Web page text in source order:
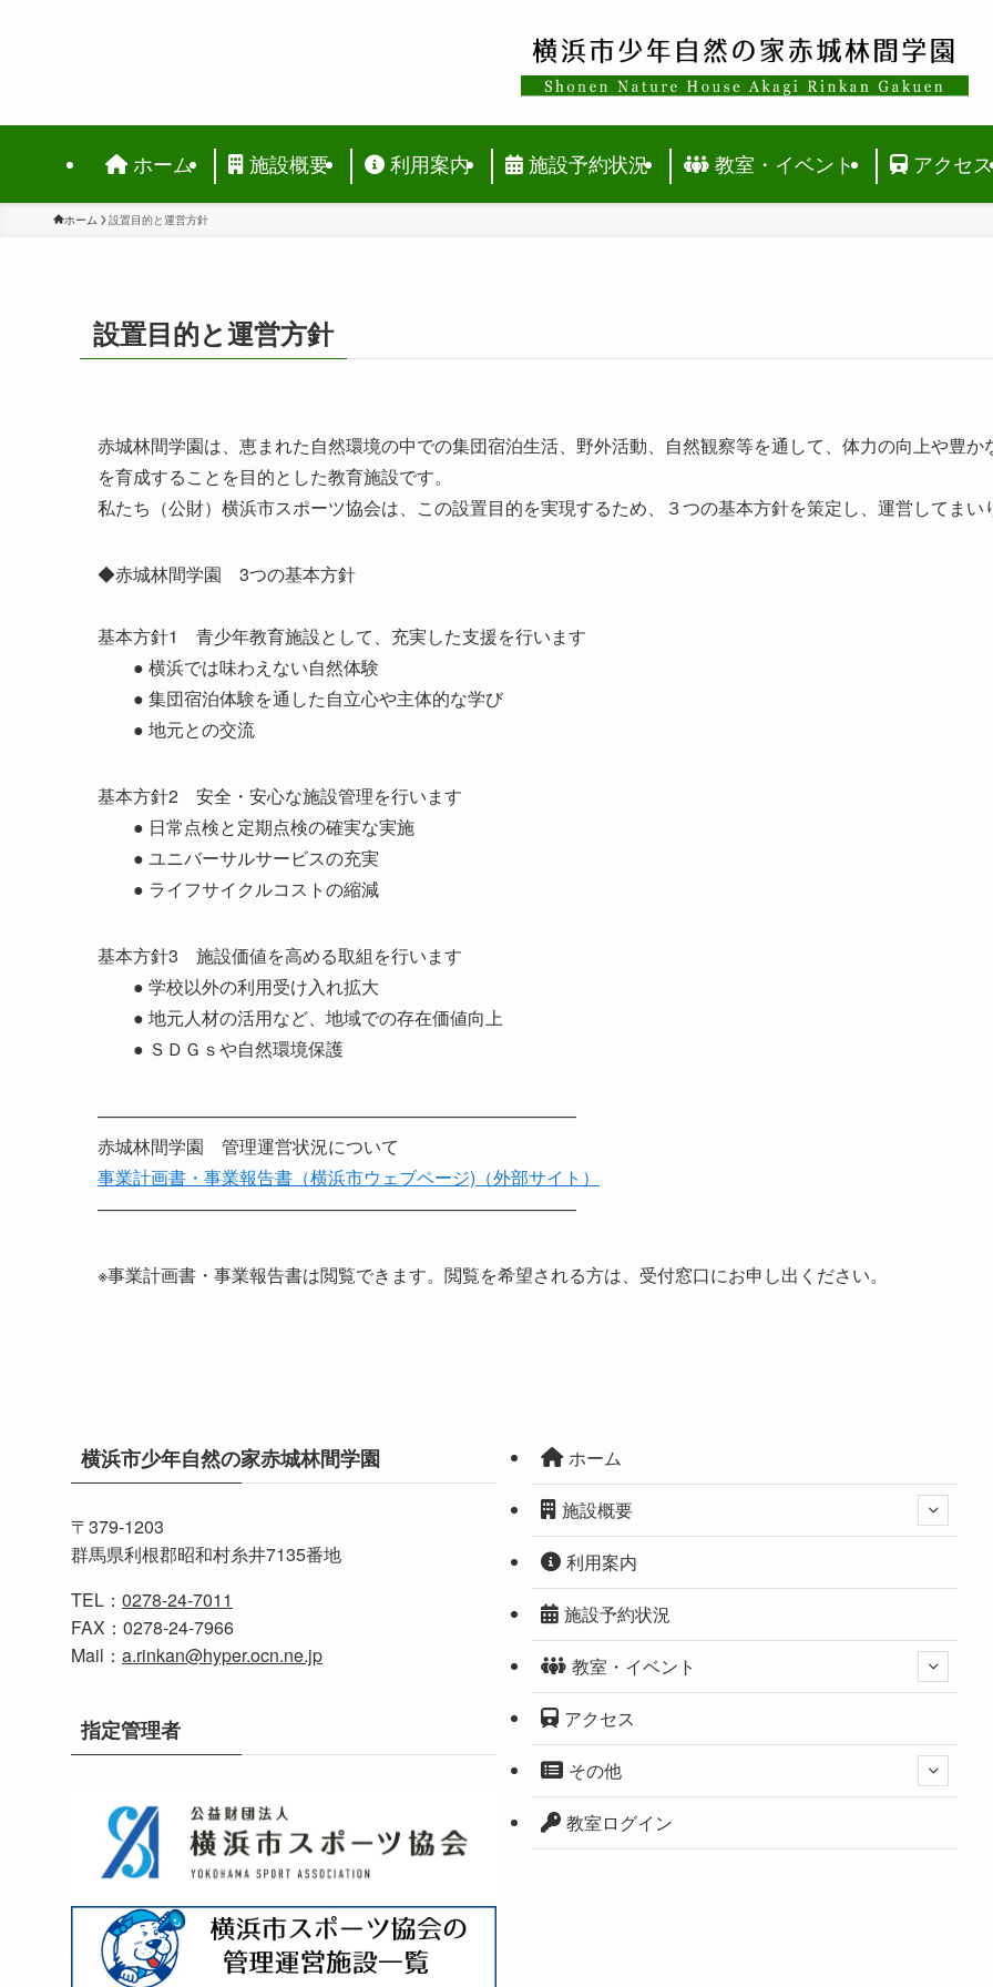
ホーム 施設概要 利用案内 施設予約状況 教室・イベント アクセス
ホーム 設置目的と運営方針
設置目的と運営方針
赤城林間学園は、恵まれた自然環境の中での集団宿泊生活、野外活動、自然観察等を通して、体力の向上や豊
を育成することを目的とした教育施設です。
私たち（公財）横浜市スポーツ協会は、この設置目的を実現するため、３つの基本方針を策定し、運営してまい
◆赤城林間学園 3つの基本方針
基本方針1 青少年教育施設として、充実した支援を行います
● 横浜では味わえない自然体験
● 集団宿泊体験を通した自立心や主体的な学び
● 地元との交流
基本方針2 安全・安心な施設管理を行います
● 日常点検と定期点検の確実な実施
● ユニバーサルサービスの充実
● ライフサイクルコストの縮減
基本方針3 施設価値を高める取組を行います
● 学校以外の利用受け入れ拡大
● 地元人材の活用など、地域での存在価値向上
● ＳＤＧｓや自然環境保護
———————————————————————————
赤城林間学園 管理運営状況について
事業計画書・事業報告書（横浜市ウェブページ)（外部サイト）
———————————————————————————
※事業計画書・事業報告書は閲覧できます。閲覧を希望される方は、受付窓口にお申し出ください。
横浜市少年自然の家赤城林間学園
〒379-1203
群馬県利根郡昭和村糸井7135番地
TEL： 0278-24-7011
FAX：0278-24-7966
Mail： a.rinkan@hyper.ocn.ne.jp
指定管理者
ホーム
施設概要
利用案内
施設予約状況
教室・イベント
アクセス
その他
教室ログイン